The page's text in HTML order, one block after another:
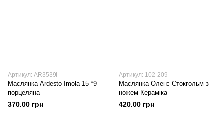
Артикул: AR3539I
Маслянка Ardesto Imola 15 *9
порцеляна
370.00 грн
Артикул: 102-209
Маслянка Оленс Стокгольм з
ножем Кераміка
420.00 грн